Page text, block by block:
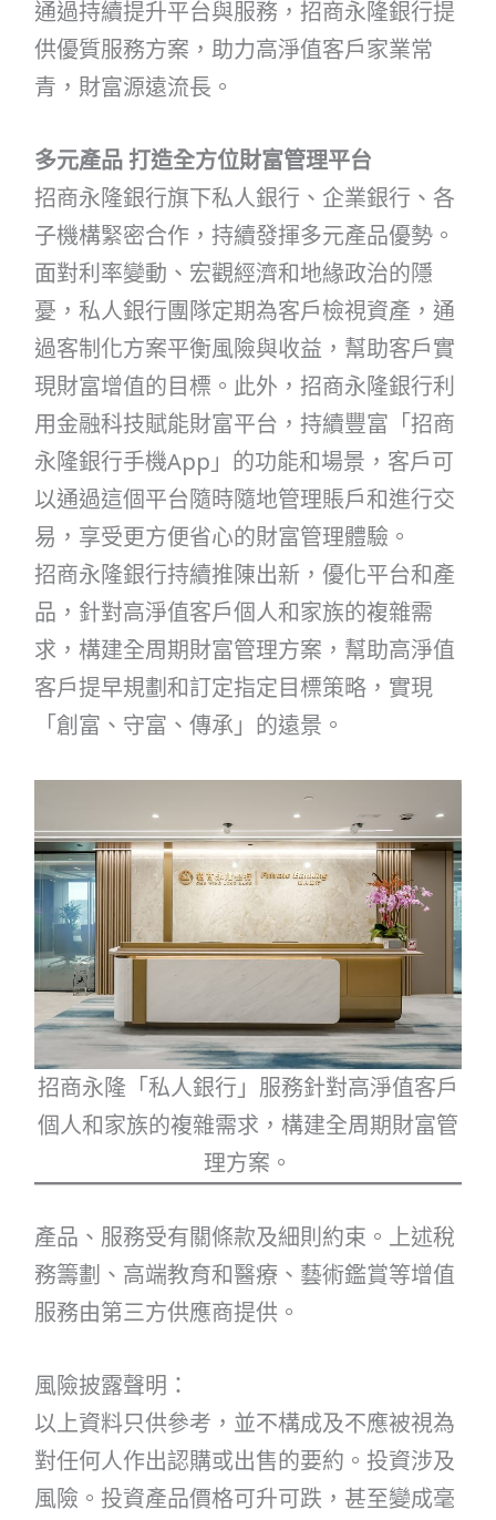
通過持續提升平台與服務，招商永隆銀行提
供優質服務方案，助力高淨值客戶家業常
青，財富源遠流長。
多元產品 打造全方位財富管理平台
招商永隆銀行旗下私人銀行、企業銀行、各
子機構緊密合作，持續發揮多元產品優勢。
面對利率變動、宏觀經濟和地緣政治的隱
憂，私人銀行團隊定期為客戶檢視資產，通
過客制化方案平衡風險與收益，幫助客戶實
現財富增值的目標。此外，招商永隆銀行利
用金融科技賦能財富平台，持續豐富「招商
永隆銀行手機App」的功能和場景，客戶可
以通過這個平台隨時隨地管理賬戶和進行交
易，享受更方便省心的財富管理體驗。
招商永隆銀行持續推陳出新，優化平台和產
品，針對高淨值客戶個人和家族的複雜需
求，構建全周期財富管理方案，幫助高淨值
客戶提早規劃和訂定指定目標策略，實現
「創富、守富、傳承」的遠景。
招商永隆「私人銀行」服務針對高淨值客戶
個人和家族的複雜需求，構建全周期財富管
理方案。
產品、服務受有關條款及細則約束。上述稅
務籌劃、高端教育和醫療、藝術鑑賞等增值
服務由第三方供應商提供。
風險披露聲明：
以上資料只供參考，並不構成及不應被視為
對任何人作出認購或出售的要約。投資涉及
風險。投資產品價格可升可跌，甚至變成毫